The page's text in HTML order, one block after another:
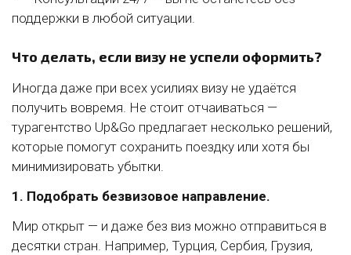
поддержки в любой ситуации.
Что делать, если визу не успели оформить?
Иногда даже при всех усилиях визу не удаётся
получить вовремя. Не стоит отчаиваться —
турагентство Up&Go предлагает несколько решений,
которые помогут сохранить поездку или хотя бы
минимизировать убытки.
1. Подобрать безвизовое направление.
Мир открыт — и даже без виз можно отправиться в
десятки стран. Например, Турция, Сербия, Грузия,